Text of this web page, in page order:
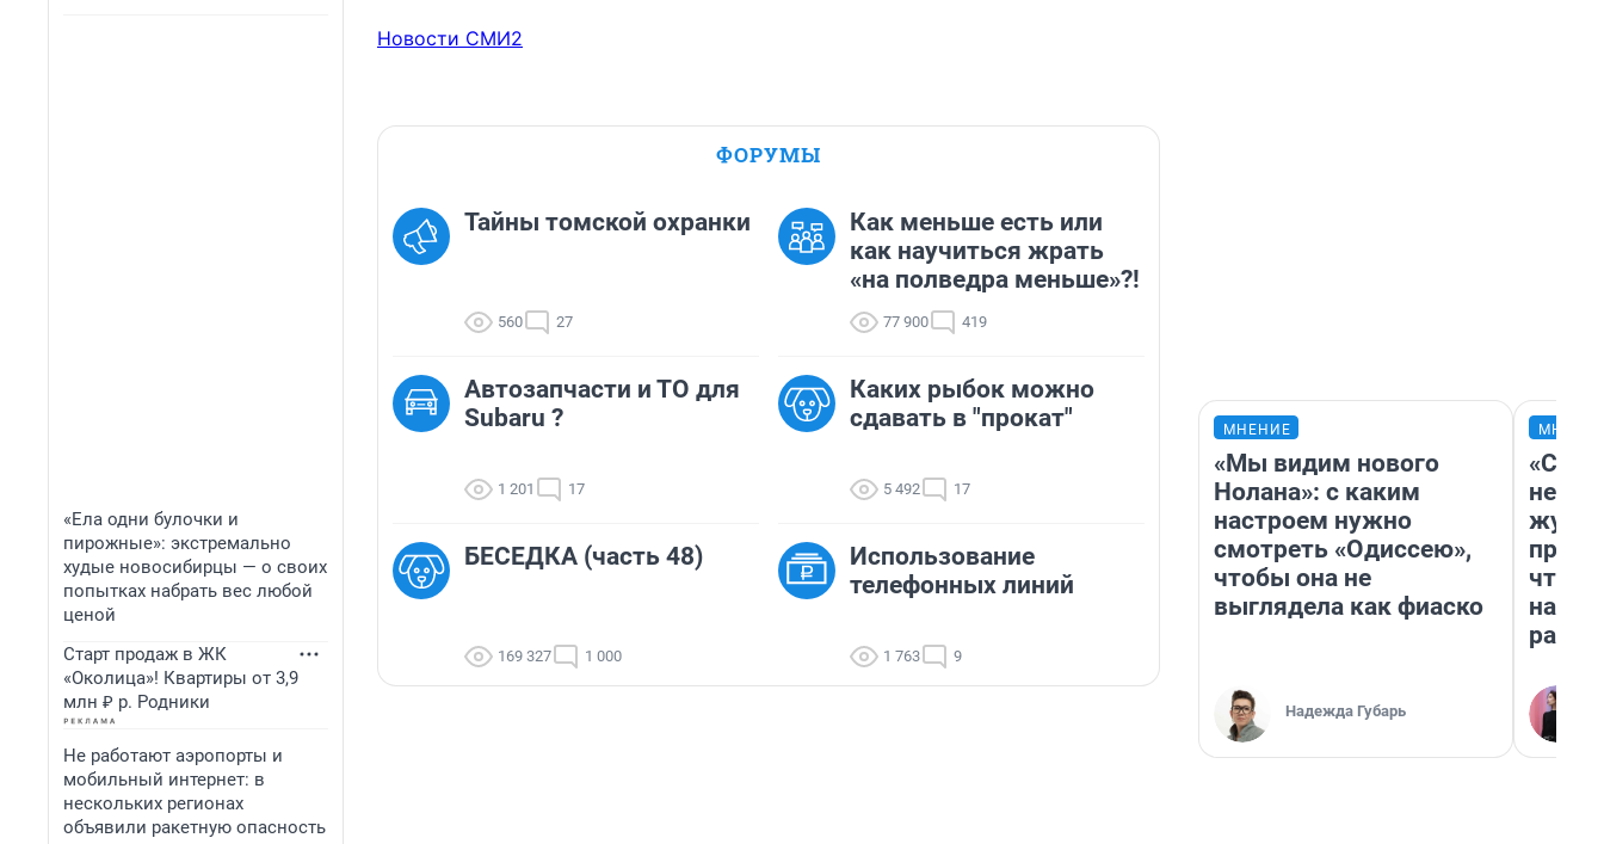
«Ела одни булочки и
пирожные»: экстремально
худые новосибирцы — о своих
попытках набрать вес любой
ценой
Старт продаж в ЖК
«Околица»! Квартиры от 3,9
млн ₽ р. Родники
Не работают аэропорты и
мобильный интернет: в
нескольких регионах
объявили ракетную опасность
Новости СМИ2
ФОРУМЫ
Тайны томской охранки
560 27
Как меньше есть или
как научиться жрать
«на полведра меньше»?!
77 900 419
Автозапчасти и ТО для
Subaru ?
1 201 17
Каких рыбок можно
сдавать в "прокат"
5 492 17
БЕСЕДКА (часть 48)
169 327 1 000
Использование
телефонных линий
1 763 9
МНЕНИЕ
«Мы видим нового
Нолана»: с каким
настроем нужно
смотреть «Одиссею»,
чтобы она не
выглядела как фиаско
Надежда Губарь
на
ради